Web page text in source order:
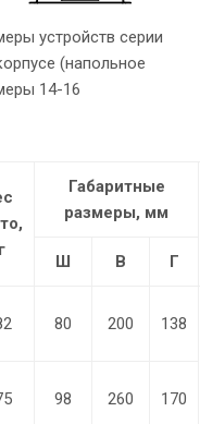
устройств серии
(напольное
14-16
Габаритные
размеры, мм
Ш В Г
80 200 138
98 260 170